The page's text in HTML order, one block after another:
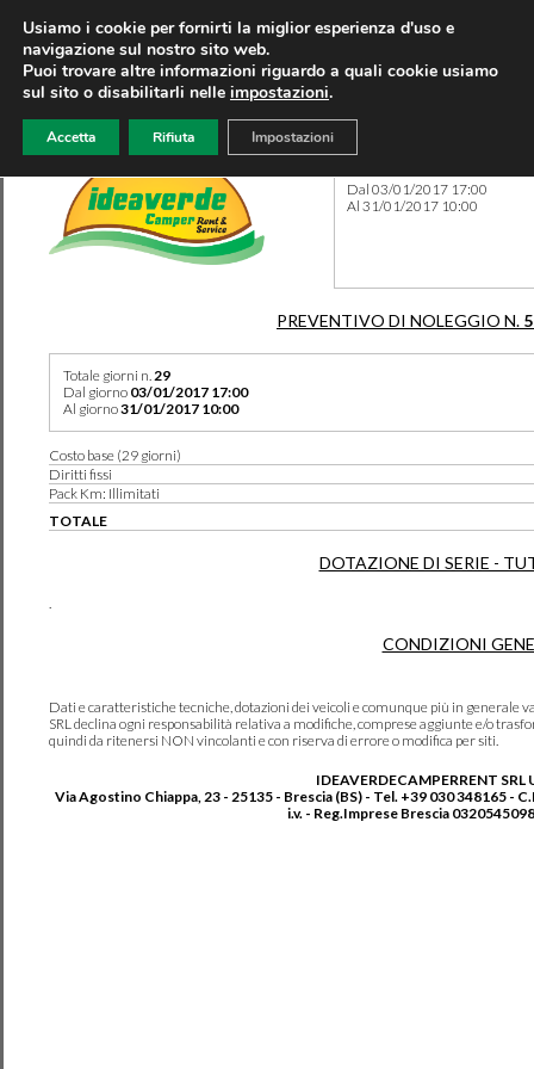
Dal 03/01/2017 17:00
Al 31/01/2017 10:00
PREVENTIVO DI NOLEGGIO N.
Totale giorni n.29
Dal giorno 03/01/2017 17:00
Al giorno31/01/2017 10:00
Costo base (29 giorni)
Diritti fissi
Pack Km: Illimitati
TOTALE
DOTAZIONE DI SERIE -
.
CONDIZIONI
Dati e caratteristiche tecniche, dotazioni dei veicoli e comunque più in generale
SRL declina ogni responsabilità relativa a modifiche, comprese aggiunte e/o
quindi da ritenersi NON vincolanti e con riserva di errore o modifica per siti.
IDEAVERDECAMPERRENT SRL
Via Agostino Chiappa, 23 - 25135 - Brescia (BS) - Tel. +39 030 348165 -
i.v. - Reg.Imprese Brescia
Usiamo i cookie per fornirti la miglior esperienza d'uso e
navigazione sul nostro sito web.
Puoi trovare altre informazioni riguardo a quali cookie usiamo
sul sito o disabilitarli nelle impostazioni.
Accetta Rifiuta Impostazioni